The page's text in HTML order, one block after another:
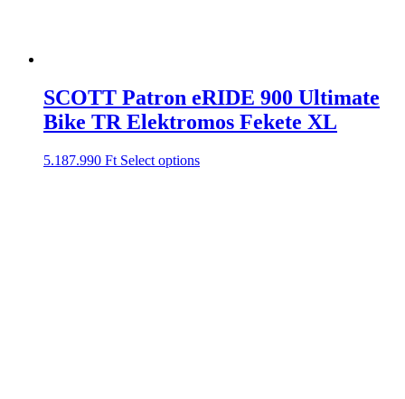
SCOTT Patron eRIDE 900 Ultimate
Bike TR Elektromos Fekete XL
5.187.990 Ft Select options